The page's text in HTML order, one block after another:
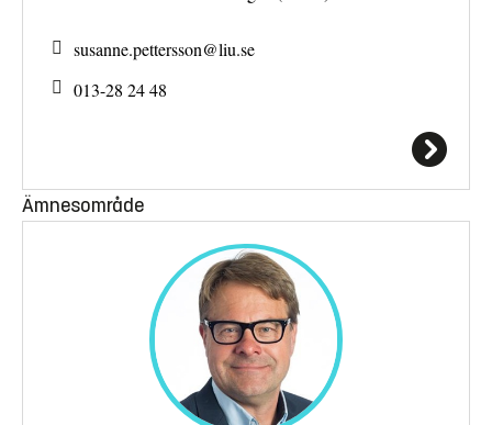
susanne.pettersson@liu.se
013-28 24 48
Ämnesområde